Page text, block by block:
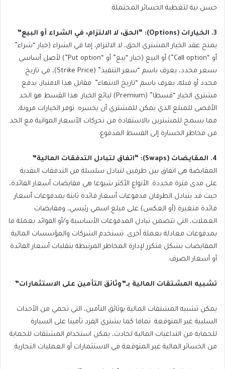
حسن نية لتغطية الخسائر المحتملة.
3. الخيارات (Options): “الحق، لا الالتزام، في الشراء أو البيع”
يمنح عقد الخيار المشتري الحق، لا الالتزام، إما في الشراء (خيار “شراء”
أو “Call option”) أو البيع (خيار “بيع” أو “Put option”) لأصل أساسي
بسعر محدد، يعرف باسم “سعر التنفيذ” (Strike Price)، في تاريخ
محدد أو قبله، يعرف باسم “تاريخ الانتهاء”. مقابل هذا الامتياز، يدفع
مشتري الخيار “قسطا” (Premium) لبائع الخيار. هذا القسط هو الحد
الأقصى للمبلغ الذي يمكن للمشتري أن يخسره. توفر الخيارات مرونة،
مما يسمح للمشترين بالاستفادة من تحركات الأسعار المواتية مع الحد
من مخاطر الخسارة إلى القسط المدفوع.
4. المقايضات (Swaps): “اتفاق لتبادل التدفقات المالية”
المقايضة هي اتفاق بين طرفين لتبادل سلسلة من التدفقات النقدية
على مدى فترة محددة. الأنواع الأكثر شيوعا هي مقايضات أسعار الفائدة،
حيث قد يتبادل الطرفان مدفوعات أسعار فائدة ثابتة بمدفوعات أسعار
فائدة متغيرة (أو العكس) على مبلغ اسمي رئيسي، ومقايضات
العملات، التي تتضمن تبادل المدفوعات الأساسية و/أو الفوائد بعملة ما
بمدفوعات معادلة بعملة أخرى. تستخدم الشركات والمؤسسات المالية
المقايضات بشكل متكرر لإدارة المخاطر المرتبطة بتقلبات أسعار الفائدة
أو أسعار الصرف.
تشبيه المشتقات المالية بـ”وثائق التأمين على الاستثمارات”
يمكن تشبيه المشتقات المالية بوثائق التأمين، التي تحمي من الأحداث
السلبية غير المتوقعة. تماما كما يشتري الفرد تأمينا على السيارة
للحماية من التداعيات المالية لحادث، يمكن استخدام المشتقات للحماية
من الخسائر المالية غير المتوقعة في الاستثمارات أو العمليات التجارية.